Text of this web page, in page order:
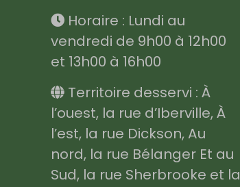
Horaire : Lundi au
vendredi de 9h00 à 12h00
et 13h00 à 16h00
Territoire desservi : À
l’ouest, la rue d’Iberville, À
l’est, la rue Dickson, Au
nord, la rue Bélanger Et au
Sud, la rue Sherbrooke et la